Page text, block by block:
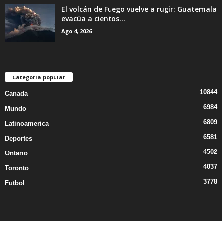
El volcán de Fuego vuelve a rugir: Guatemala
evacúa a cientos...
Ago 4, 2026
Categoría popular
Canada 10844
Mundo 6984
Latinoamerica 6809
Deportes 6581
Ontario 4502
Toronto 4037
Futbol 3778